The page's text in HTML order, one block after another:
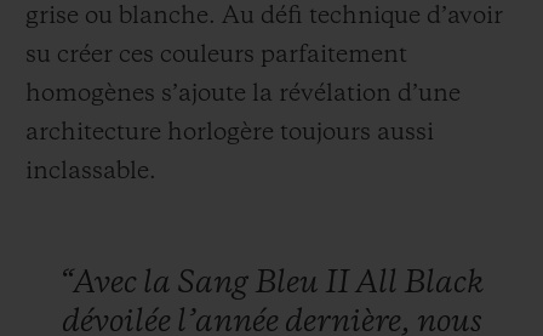
grise ou blanche. Au défi technique d’avoir
su créer ces couleurs parfaitement
homogènes s’ajoute la révélation d’une
architecture horlogère toujours aussi
inclassable.
“Avec la Sang Bleu II All Black
dévoilée l’année dernière, nous